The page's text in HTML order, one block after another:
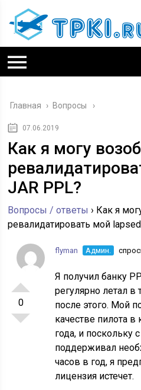
Главная › Вопросы
07.06.2019
Как я могу
JAR PPL?
Вопросы / ответы › Как я
ревалидатировать мой
0
flyman Админ.
Я получил банку
регулярно летал в
после этого. Мой
качестве пилота
года, и поскольку
поддерживал
часов в год, я
лицензия истечет.